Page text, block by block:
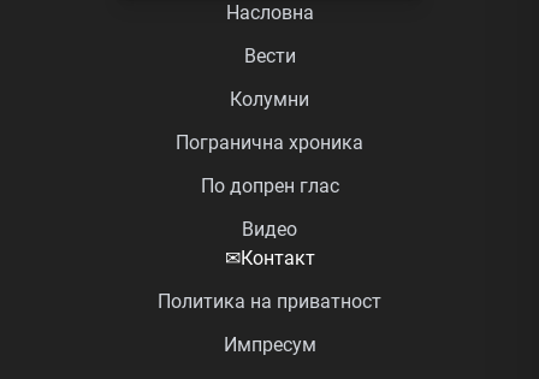
Насловна
Вести
Колумни
Погранична хроника
По допрен глас
Видео
✉Контакт
Политика на приватност
Импресум